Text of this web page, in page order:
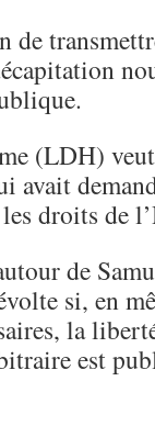
de
(LDH)
avait
droits de
de
si, en
la
est